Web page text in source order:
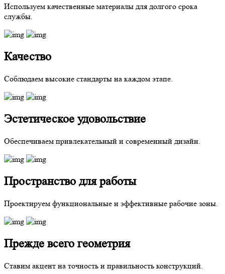
Используем качественные материалы для долгого срока
службы.
Качество
Соблюдаем высокие стандарты на каждом этапе.
Эстетическое удовольствие
Обеспечиваем привлекательный и современный дизайн.
Пространство для работы
Проектируем функциональные и эффективные рабочие зоны.
Прежде всего геометрия
Ставим акцент на точность и правильность конструкций.